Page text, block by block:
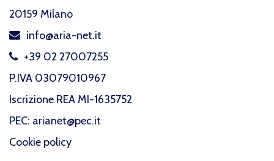
20159 Milano
info@aria-net.it
+39 02 27007255
P.IVA 03079010967
Iscrizione REA MI-1635752
PEC: arianet@pec.it
Cookie policy